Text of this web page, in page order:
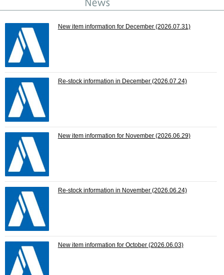
New item information for December (2026.07.31)
Re-stock information in December (2026.07.24)
New item information for November (2026.06.29)
Re-stock information in November (2026.06.24)
New item information for October (2026.06.03)